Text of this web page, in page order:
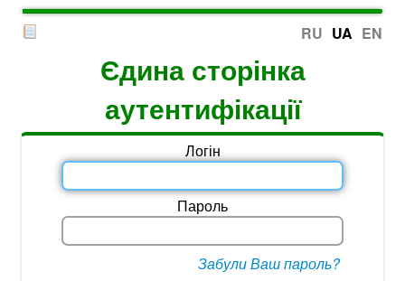
RU UA EN
Єдина сторінка
аутентифікації
Логін
Пароль
Забули Ваш пароль?